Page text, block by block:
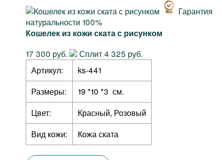
Гарантия
натуральности 100%
Кошелек из кожи ската с рисунком
17 300 руб.
Сплит 4 325 руб.
Артикул:
ks-441
Размеры:
19 *10 *3 см.
Цвет:
Красный, Розовый
Вид кожи:
Кожа ската